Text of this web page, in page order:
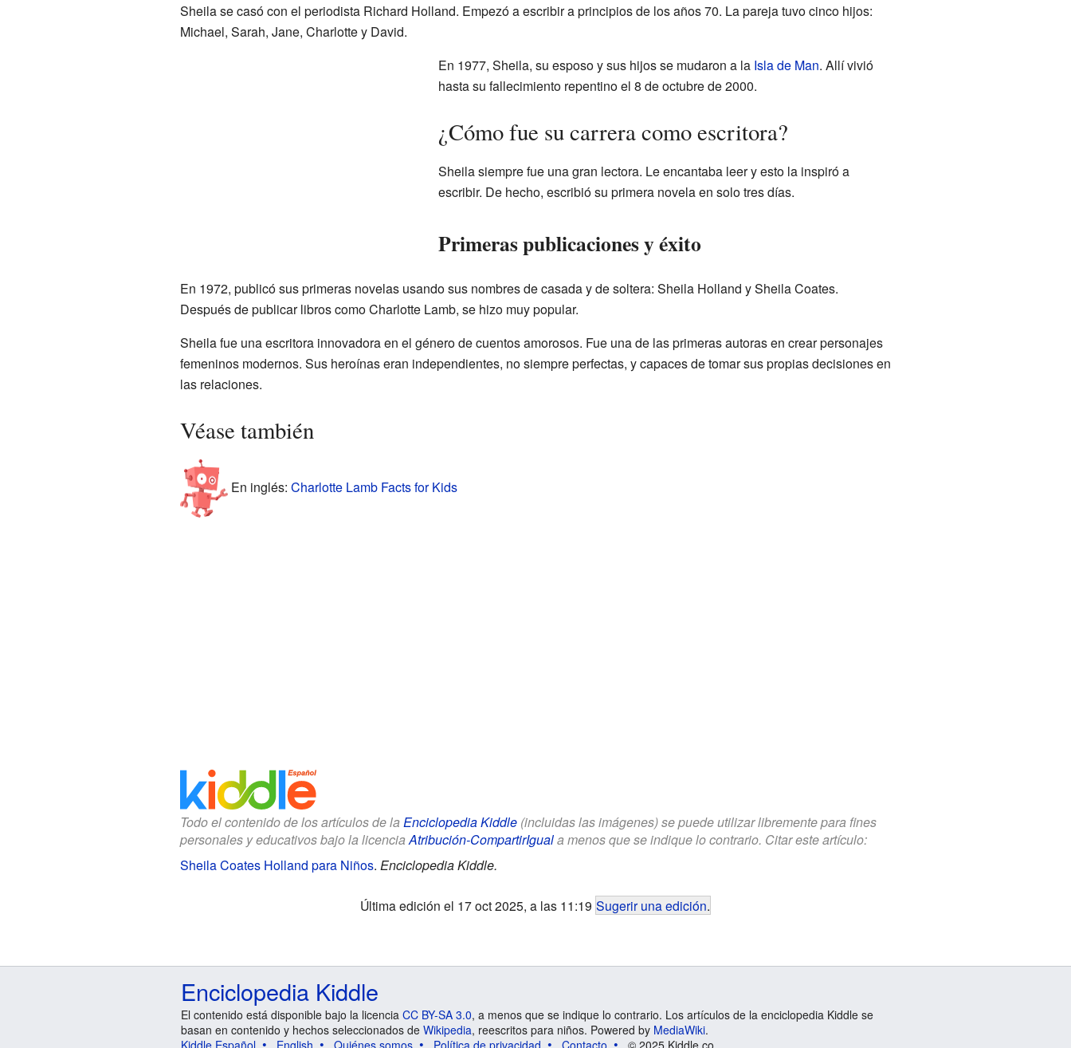
Sheila se casó con el periodista Richard Holland. Empezó a escribir a principios de los años 70. La pareja tuvo cinco hijos:
Michael, Sarah, Jane, Charlotte y David.
En 1977, Sheila, su esposo y sus hijos se mudaron a la Isla de Man. Allí vivió
hasta su fallecimiento repentino el 8 de octubre de 2000.
¿Cómo fue su carrera como escritora?
Sheila siempre fue una gran lectora. Le encantaba leer y esto la inspiró a
escribir. De hecho, escribió su primera novela en solo tres días.
Primeras publicaciones y éxito
En 1972, publicó sus primeras novelas usando sus nombres de casada y de soltera: Sheila Holland y Sheila Coates.
Después de publicar libros como Charlotte Lamb, se hizo muy popular.
Sheila fue una escritora innovadora en el género de cuentos amorosos. Fue una de las primeras autoras en crear personajes
femeninos modernos. Sus heroínas eran independientes, no siempre perfectas, y capaces de tomar sus propias decisiones en
las relaciones.
Véase también
En inglés: Charlotte Lamb Facts for Kids
Todo el contenido de los artículos de la Enciclopedia Kiddle(incluidas las imágenes) se puede utilizar libremente para fines
personales y educativos bajo la licenciaAtribución-CompartirIguala menos que se indique lo contrario. Citar este artículo:
Sheila Coates Holland para Niños. Enciclopedia Kiddle.
Última edición el 17 oct 2025, a las 11:19 Sugerir una edición.
Enciclopedia Kiddle
El contenido está disponible bajo la licencia CC BY-SA 3.0, a menos que se indique lo contrario. Los artículos de la enciclopedia Kiddle se
basan en contenido y hechos seleccionados de Wikipedia, reescritos para niños. Powered by MediaWiki.